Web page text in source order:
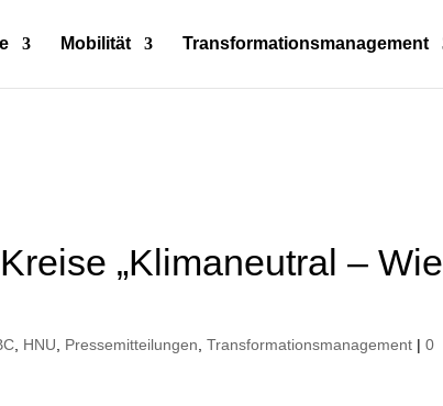
Mobilität Transformationsmanagement
„Klimaneutral – Wie
HNU Pressemitteilungen ,Transformationsmanagement |0